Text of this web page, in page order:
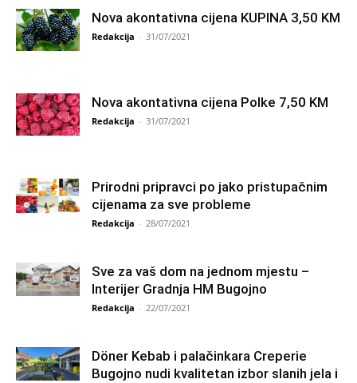
Nova akontativna cijena KUPINA 3,50 KM
Redakcija - 31/07/2021
Nova akontativna cijena Polke 7,50 KM
Redakcija - 31/07/2021
Prirodni pripravci po jako pristupačnim
cijenama za sve probleme
Redakcija - 28/07/2021
Sve za vaš dom na jednom mjestu –
Interijer Gradnja HM Bugojno
Redakcija - 22/07/2021
Döner Kebab i palačinkara Creperie
Bugojno nudi kvalitetan izbor slanih jela i